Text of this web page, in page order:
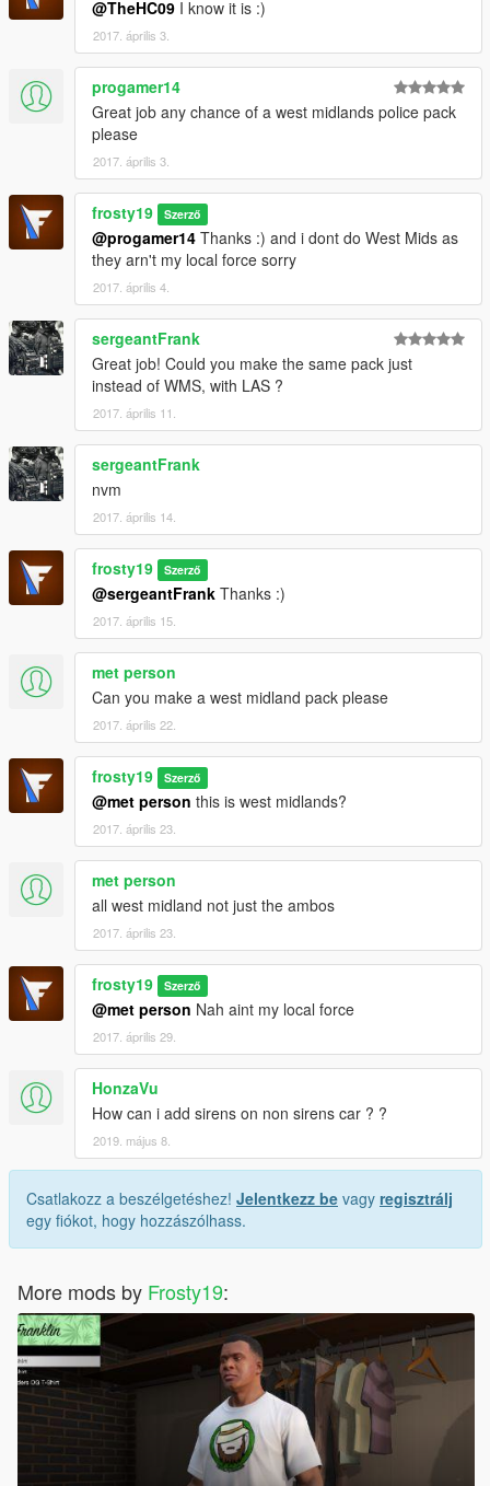
@TheHC09 I know it is :)
2017. április 3.
progamer14
Great job any chance of a west midlands police pack
please
2017. április 3.
frosty19 Szerző
@progamer14 Thanks :) and i dont do West Mids as
they arn't my local force sorry
2017. április 4.
sergeantFrank
Great job! Could you make the same pack just
instead of WMS, with LAS ?
2017. április 11.
sergeantFrank
nvm
2017. április 14.
frosty19 Szerző
@sergeantFrank Thanks :)
2017. április 15.
met person
Can you make a west midland pack please
2017. április 22.
frosty19 Szerző
@met person this is west midlands?
2017. április 23.
met person
all west midland not just the ambos
2017. április 23.
frosty19 Szerző
@met person Nah aint my local force
2017. április 29.
HonzaVu
How can i add sirens on non sirens car ? ?
2019. május 8.
Csatlakozz a beszélgetéshez! Jelentkezz be vagy regisztrálj
egy fiókot, hogy hozzászólhass.
More mods by Frosty19: